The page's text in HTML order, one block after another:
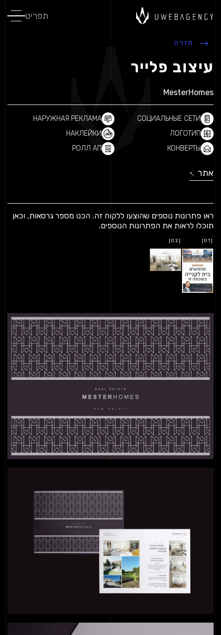
תפריט
חזרה
עיצוב פלייר
MesterHomes
СОЦИАЛЬНЫЕ СЕТИ
НАРУЖНАЯ РЕКЛАМА
ЛОГОТИП
НАКЛЕЙКИ
КОНВЕРТЫ
РОЛЛ АП
אתר ↓
↓
ראו פתרונות נוספים שהוצעו ללקוח זה. הכנו מספר גרסאות, וכאן
תוכלו לראות את הפתרונות הנוספים.
[01]
[02]